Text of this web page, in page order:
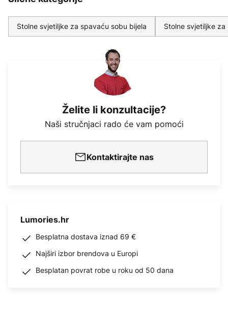
Stolne svjetiljke za spavaću sobu bijela Stolne svjetiljke
Želite li konzultacije?
Naši stručnjaci rado će vam pomoći
Kontaktirajte nas
Lumories.hr
Besplatna dostava iznad 69 €
Najširi izbor brendova u Europi
Besplatan povrat robe u roku od 50 dana